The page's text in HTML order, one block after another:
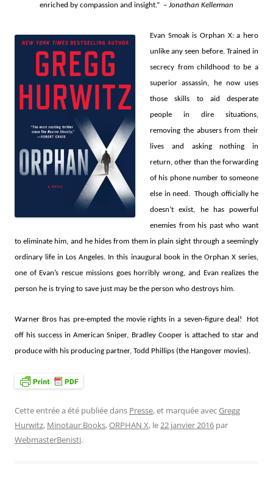
enriched by compassion and insight.” – Jonathan Kellerman
Evan Smoak is Orphan X: a hero
unlike any seen before. Trained in
secrecy from childhood to be a
superior assassin, he now uses
those skills to aid desperate
people in dire situations,
removing the abusers from their
lives and asking nothing in
return, other than the forwarding
of his phone number to someone
else in need. Though officially he
doesn’t exist, he has powerful
enemies from his past who want
to eliminate him, and he hides from them in plain sight through a seemingly
ordinary life in Los Angeles. In this inaugural book in the Orphan X series,
one of Evan’s rescue missions goes horribly wrong, and Evan realizes the
person he is trying to save just may be the person who destroys him.
Warner Bros has pre-empted the movie rights in a seven-figure deal! Hot
off his success in American Sniper, Bradley Cooper is attached to star and
produce with his producing partner, Todd Phillips (the Hangover movies).
Cette entrée a été publiée dans Presse, et marquée avecGregg
Hurwitz, Minotaur Books,ORPHAN X, le22 janvier 2016 par
WebmasterBenisti.